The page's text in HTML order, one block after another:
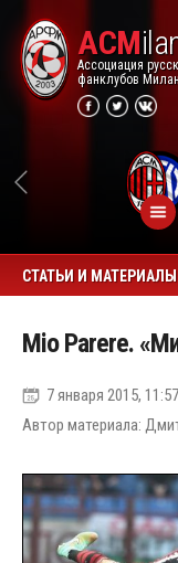
ACM
Ассоциация
фанклубов
СТАТЬИ И МАТЕРИАЛЫ
Mio Parere.
7 января 2015, 11:57
Автор материала: